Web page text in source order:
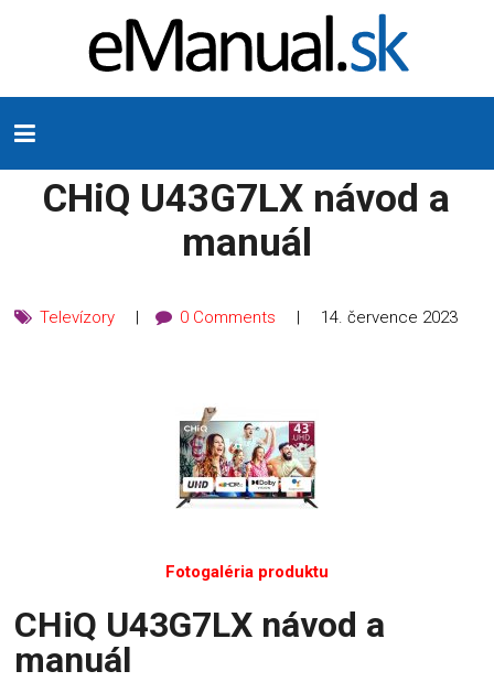
CHiQ U43G7LX návod a
manuál
Televízory 0 Comments 14. července 2023
Fotogaléria produktu
CHiQ U43G7LX návod a
manuál